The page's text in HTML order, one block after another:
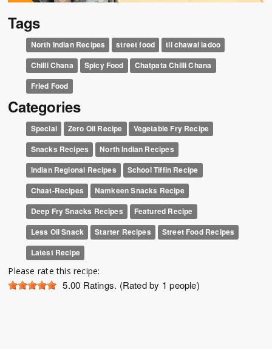
Tags
North Indian Recipes street food
til chawal ladoo
Chilli Chana
Spicy Food
Chatpata Chilli Chana
Fried Food
Categories
Special Zero Oil Recipe
Vegetable Fry Recipe
Snacks Recipes
North Indian Recipes
Indian Regional Recipes
School Tiffin Recipe
Chaat-Recipes
Namkeen Snacks Recipe
Deep Fry Snacks Recipes
Featured Recipe
Less Oil Snack
Starter Recipes
Street Food Recipes
Latest Recipe
Please rate this recipe:
5.00 Ratings. (Rated by 1 people)